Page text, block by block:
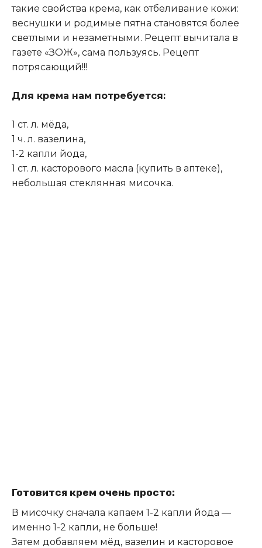
такие свойства крема, как отбеливание кожи:
веснушки и родимые пятна становятся более
светлыми и незаметными. Рецепт вычитала в
газете «ЗОЖ», сама пользуясь. Рецепт
потрясающий!!!
Для крема нам потребуется:
1 ст. л. мёда,
1 ч. л. вазелина,
1-2 капли йода,
1 ст. л. касторового масла (купить в аптеке),
небольшая стеклянная мисочка.
Готовится крем очень просто:
В мисочку сначала капаем 1-2 капли йода —
именно 1-2 капли, не больше!
Затем добавляем мёд, вазелин и касторовое